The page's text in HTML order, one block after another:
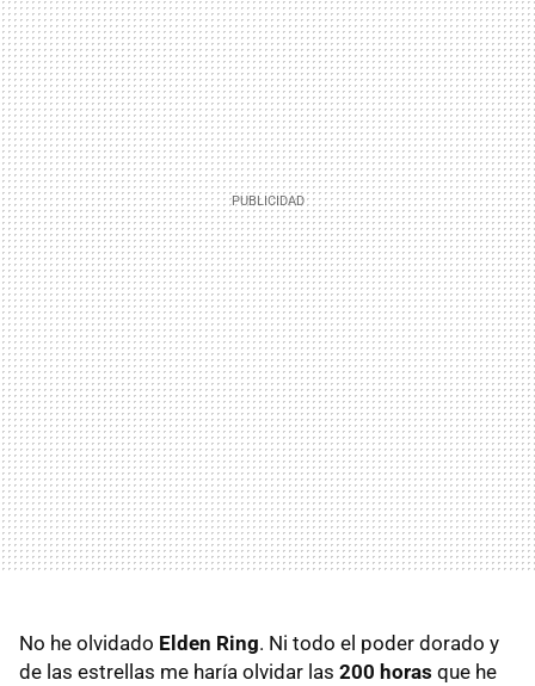
No he olvidado Elden Ring. Ni todo el poder dorado y
de las estrellas me haría olvidar las 200 horas que he